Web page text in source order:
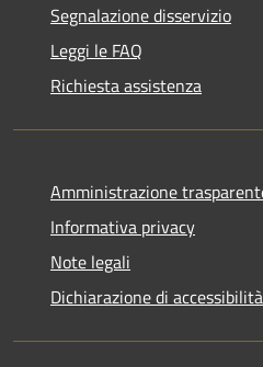
Segnalazione disservizio
Leggi le FAQ
Richiesta assistenza
Amministrazione
Informativa privacy
Note legali
Dichiarazione di accessibilità